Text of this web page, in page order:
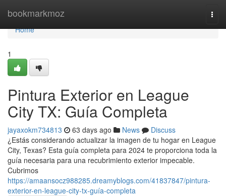
bookmarkmoz
Home
Home
1
Pintura Exterior en League
City TX: Guía Completa
jayaxokm734813 63 days ago News
Discuss
¿Estás considerando actualizar la imagen de tu hogar en League
City, Texas? Esta guía completa para 2024 te proporciona toda la
guía necesaria para una recubrimiento exterior impecable.
Cubrimos
https://amaansocz988285.dreamyblogs.com/41837847/pintura-
exterior-en-league-city-tx-guía-completa